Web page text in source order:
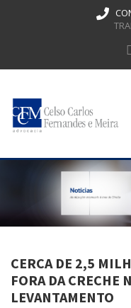
HOME
QUEM SOMOS
ATUAÇÃO
CONTATO
CERCA DE 2,5
FORA DA CRECHE
LEVANTAMENTO